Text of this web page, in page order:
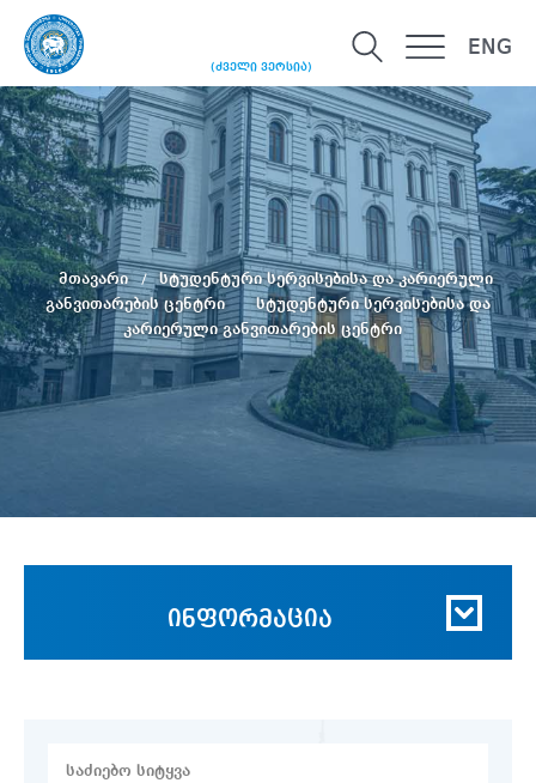
(ძველი ვერსია)
ENG
მთავარი
სტუდენტური სერვისებისა და კარიერული
განვითარების ცენტრი
სტუდენტური სერვისებისა და
კარიერული განვითარების ცენტრი
ინფორმაცია